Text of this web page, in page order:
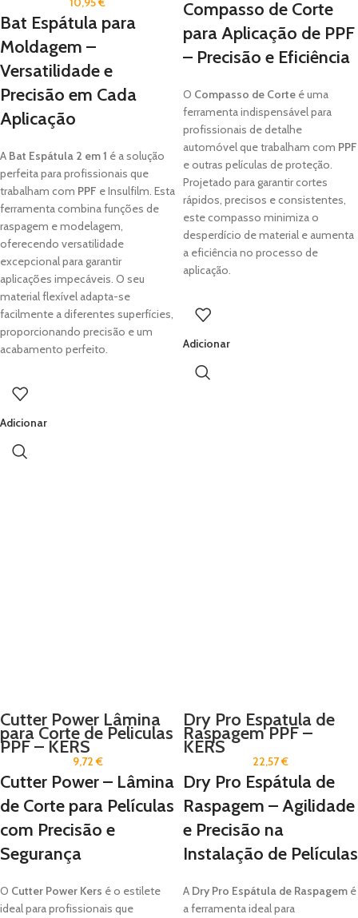
Bat Espátula para
Moldagem –
Versatilidade e
Precisão em Cada
Aplicação
A Bat Espátula 2 em 1 é a solução
perfeita para profissionais que
trabalham com PPF e Insulfilm. Esta
ferramenta combina funções de
raspagem e modelagem,
oferecendo versatilidade
excepcional para garantir
aplicações impecáveis. O seu
material flexível adapta-se
facilmente a diferentes superfícies,
proporcionando precisão e um
acabamento perfeito.
Adicionar
Compasso de Corte
para Aplicação de PPF
– Precisão e Eficiência
O Compasso de Corte é uma
ferramenta indispensável para
profissionais de detalhe
automóvel que trabalham com PPF
e outras películas de proteção.
Projetado para garantir cortes
rápidos, precisos e consistentes,
este compasso minimiza o
desperdício de material e aumenta
a eficiência no processo de
aplicação.
Adicionar
Cutter Power Lâmina
para Corte de Peliculas
PPF – KERS
9,72€
Cutter Power – Lâmina
de Corte para Películas
com Precisão e
Segurança
O Cutter Power Kers é o estilete
ideal para profissionais que
Dry Pro Espatula de
Raspagem PPF –
KERS
22,57€
Dry Pro Espátula de
Raspagem – Agilidade
e Precisão na
Instalação de Películas
A Dry Pro Espátula de Raspagem é
a ferramenta ideal para